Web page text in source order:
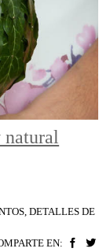
, DETALLES DE
EN: